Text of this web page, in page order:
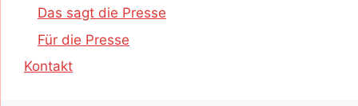
Das sagt die Presse
Für die Presse
Kontakt